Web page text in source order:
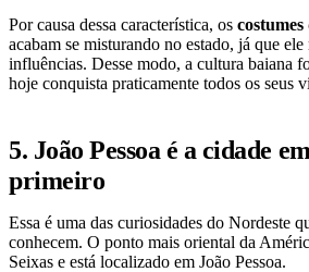
Por causa dessa característica, os
acabam se misturando no estado, já que ele
influências. Desse modo, a cultura baiana
hoje conquista praticamente todos os seus
5. João Pessoa é a cidade
primeiro
Essa é uma das curiosidades do Nordeste
conhecem. O ponto mais oriental da
Seixas e está localizado em João Pessoa.